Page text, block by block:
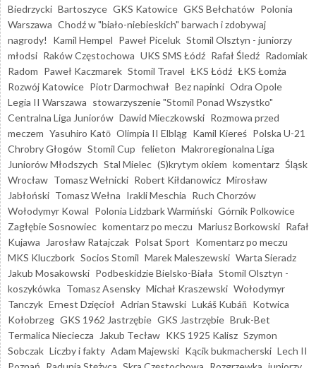
Biedrzycki Bartoszyce GKS Katowice GKS Bełchatów Polonia
Warszawa Chodź w "biało-niebieskich" barwach i zdobywaj
nagrody!
Kamil Hempel Paweł Piceluk Stomil Olsztyn - juniorzy
młodsi Raków Częstochowa UKS SMS Łódź Rafał Śledź Radomiak
Radom Paweł Kaczmarek Stomil Travel ŁKS Łódź ŁKS Łomża
Rozwój Katowice Piotr Darmochwał Bez napinki Odra Opole
Legia II Warszawa stowarzyszenie "Stomil Ponad Wszystko"
Centralna Liga Juniorów Dawid Mieczkowski Rozmowa przed
meczem Yasuhiro Katō Olimpia II Elbląg Kamil Kiereś Polska U-21
Chrobry Głogów Stomil Cup felieton Makroregionalna Liga
Juniorów Młodszych Stal Mielec (S)krytym okiem komentarz Śląsk
Wrocław Tomasz Wełnicki Robert Kiłdanowicz Mirosław
Jabłoński Tomasz Wełna Irakli Meschia Ruch Chorzów
Wołodymyr Kowal Polonia Lidzbark Warmiński Górnik Polkowice
Zagłębie Sosnowiec komentarz po meczu Mariusz Borkowski Rafał
Kujawa
Jarosław Ratajczak Polsat Sport Komentarz po meczu
MKS Kluczbork Socios Stomil Marek Maleszewski Warta Sieradz
Jakub Mosakowski Podbeskidzie Bielsko-Biała Stomil Olsztyn -
koszykówka Tomasz Asensky Michał Kraszewski Wołodymyr
Tanczyk Ernest Dzięcioł Adrian Stawski Lukáš Kubáň Kotwica
Kołobrzeg GKS 1962 Jastrzębie GKS Jastrzębie Bruk-Bet
Termalica Nieciecza
Jakub Tecław KKS 1925 Kalisz Szymon
Sobczak Liczby i fakty Adam Majewski Kącik bukmacherski Lech II